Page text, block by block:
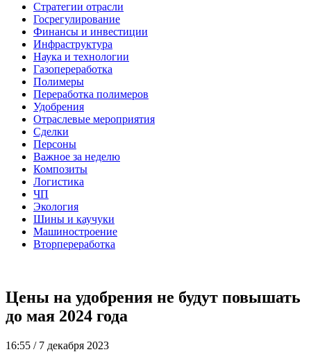
Стратегии отрасли
Госрегулирование
Финансы и инвестиции
Инфраструктура
Наука и технологии
Газопереработка
Полимеры
Переработка полимеров
Удобрения
Отраслевые мероприятия
Сделки
Персоны
Важное за неделю
Композиты
Логистика
ЧП
Экология
Шины и каучуки
Машиностроение
Вторпереработка
Цены на удобрения не будут повышать
до мая 2024 года
16:55 / 7 декабря 2023